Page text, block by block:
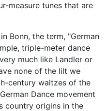
measure tunes that are
Bonn, the term, "German
triple-meter dance
much like Landler or
none of the lilt we
century waltzes of the
Dance movement
country origins in the